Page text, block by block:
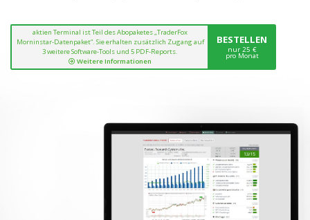
aktien Terminal ist Teil des Abopaketes „TraderFox
Morninstar-Datenpaket“. Sie erhalten zusätzlich Zugang auf
3 weitere Software-Tools und 5 PDF-Reports.
Weitere Informationen
BESTELLEN
nur 25 €
pro Monat